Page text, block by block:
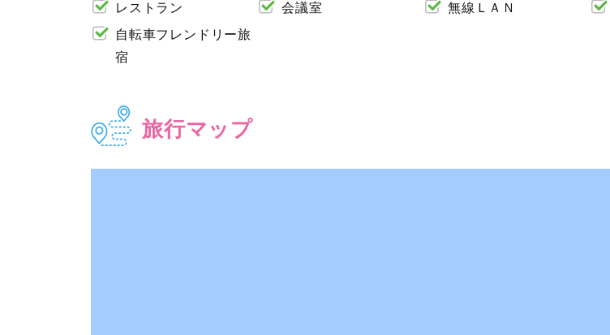
レストラン 会議室 無線ＬＡＮ
自転車フレンドリー旅
宿
旅行マップ